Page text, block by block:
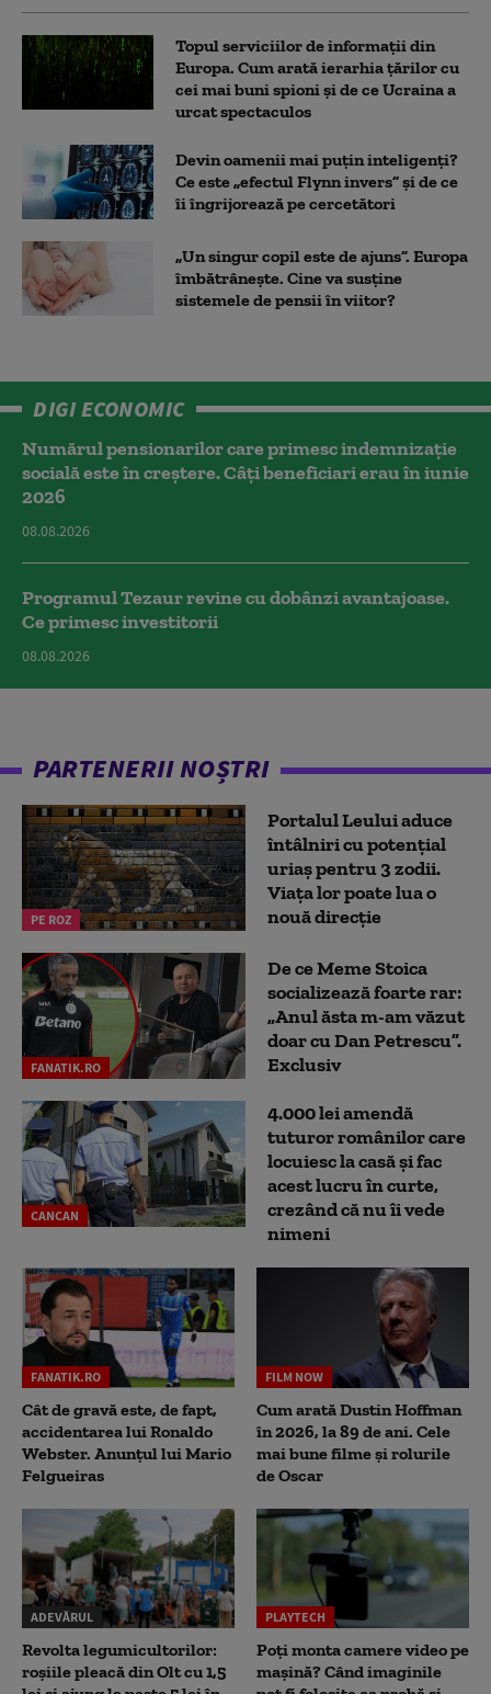
Topul serviciilor de informații din
Europa. Cum arată ierarhia țărilor cu
cei mai buni spioni și de ce Ucraina a
urcat spectaculos
Devin oamenii mai puțin inteligenți?
Ce este „efectul Flynn invers” și de ce
îi îngrijorează pe cercetători
„Un singur copil este de ajuns”. Europa
îmbătrânește. Cine va susține
sistemele de pensii în viitor?
DIGI ECONOMIC
Numărul pensionarilor care primesc indemnizaţie
socială este în creștere. Câți beneficiari erau în iunie
2026
08.08.2026
Programul Tezaur revine cu dobânzi avantajoase.
Ce primesc investitorii
08.08.2026
PARTENERII NOȘTRI
PE ROZ
Portalul Leului aduce
întâlniri cu potențial
uriaș pentru 3 zodii.
Viața lor poate lua o
nouă direcție
FANATIK.RO
De ce Meme Stoica
socializează foarte rar:
„Anul ăsta m-am văzut
doar cu Dan Petrescu”.
Exclusiv
CANCAN
4.000 lei amendă
tuturor românilor care
locuiesc la casă și fac
acest lucru în curte,
crezând că nu îi vede
nimeni
FANATIK.RO
Cât de gravă este, de fapt,
accidentarea lui Ronaldo
Webster. Anunțul lui Mario
Felgueiras
FILM NOW
Cum arată Dustin Hoffman
în 2026, la 89 de ani. Cele
mai bune filme și rolurile
de Oscar
ADEVĂRUL
Revolta legumicultorilor:
roșiile pleacă din Olt cu 1,5
PLAYTECH
Poți monta camere video pe
mașină? Când imaginile